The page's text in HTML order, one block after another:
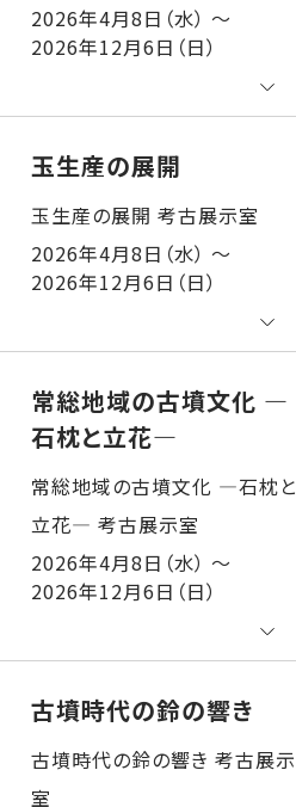
2026年4月8日（水） ～
2026年12月6日（日）
玉生産の展開
玉生産の展開 考古展示室
2026年4月8日（水） ～
2026年12月6日（日）
常総地域の古墳文化 ―
石枕と立花―
常総地域の古墳文化 ―石枕と立花― 考古展示室
2026年4月8日（水） ～
2026年12月6日（日）
古墳時代の鈴の響き
古墳時代の鈴の響き 考古展示室